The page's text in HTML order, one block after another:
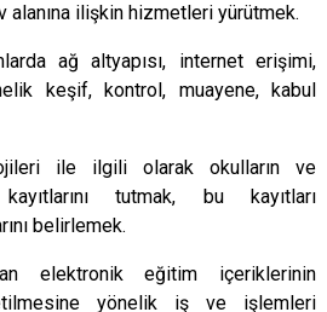
alanına ilişkin hizmetleri yürütmek.
ağ altyapısı, internet erişimi,
keşif, kontrol, muayene, kabul
ile ilgili olarak okulların ve
tutmak, bu kayıtları
belirlemek.
elektronik eğitim içeriklerinin
yönelik iş ve işlemleri